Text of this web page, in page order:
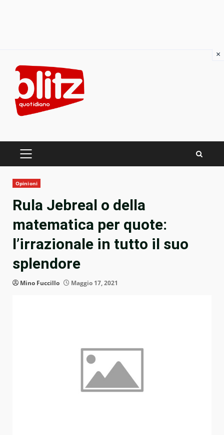
content
PRIMARY
Opinioni
Rula Jebreal o della
matematica per quote:
l’irrazionale in tutto il suo
splendore
Mino Fuccillo Maggio 17, 2021
×